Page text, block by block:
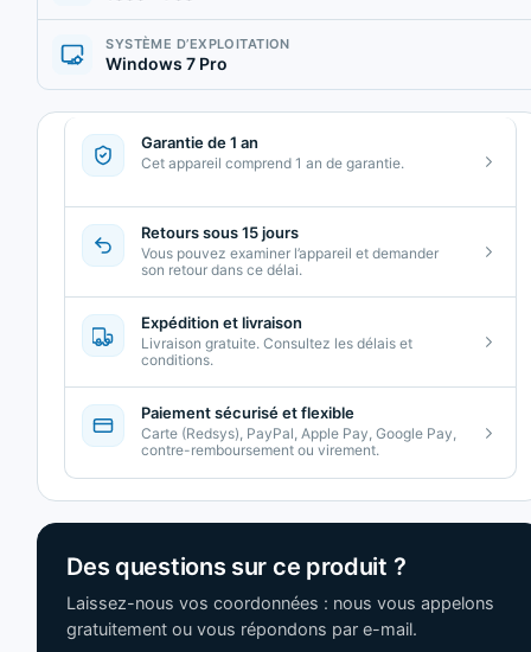
SYSTÈME D’EXPLOITATION
Windows 7 Pro
Garantie de 1 an
Cet appareil comprend 1 an de garantie.
Retours sous 15 jours
Vous pouvez examiner l’appareil et demander
son retour dans ce délai.
Expédition et livraison
Livraison gratuite. Consultez les délais et
conditions.
Paiement sécurisé et flexible
Carte (Redsys), PayPal, Apple Pay, Google Pay,
contre-remboursement ou virement.
Des questions sur ce produit ?
Laissez-nous vos coordonnées : nous vous appelons
gratuitement ou vous répondons par e-mail.